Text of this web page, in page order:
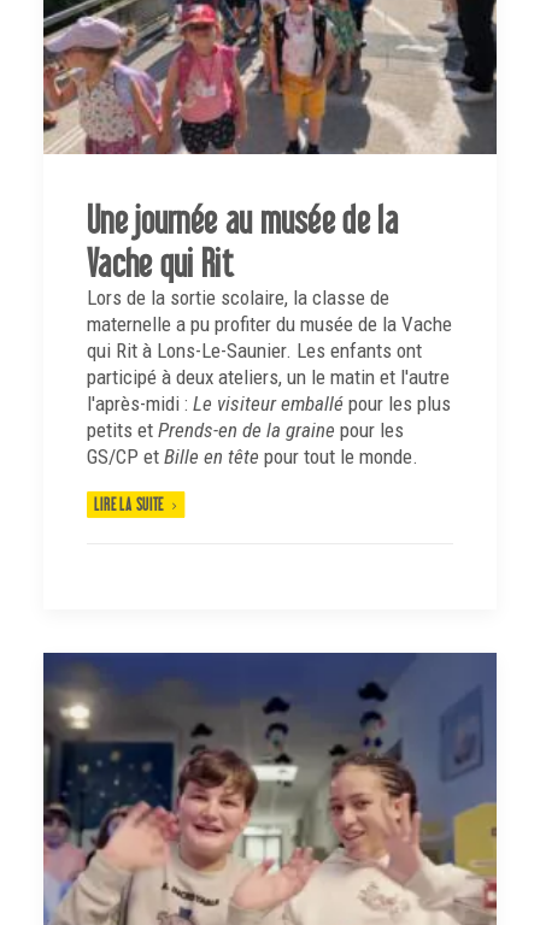
Une journée au musée de la
Vache qui Rit
Lors de la sortie scolaire, la classe de
maternelle a pu profiter du musée de la Vache
qui Rit à Lons-Le-Saunier. Les enfants ont
participé à deux ateliers, un le matin et l'autre
l'après-midi : Le visiteur emballé pour les plus
petits et Prends-en de la graine pour les
GS/CP et Bille en tête pour tout le monde.
LIRE LA SUITE